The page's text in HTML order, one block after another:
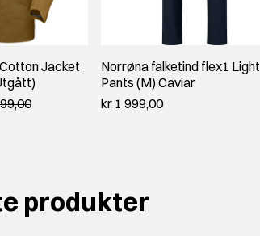
Jacket
Norrøna falketind flex1 Light
Pants (M) Caviar
kr 1 999,00
produkter